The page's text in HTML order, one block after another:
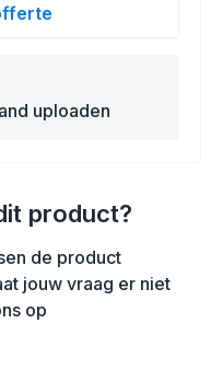
uploaden
product?
de product
jouw vraag er niet
op